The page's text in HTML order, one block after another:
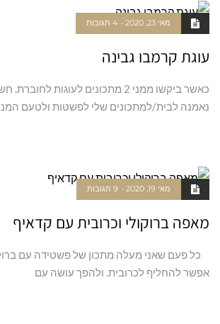
מאי 23, 2020 4 תגובות
עוגת קרמבו גבינה
כאשר ביקשו ממני 2 מתכונים לעוגות
נאמנה לבית/למתכונים שלי לפשטות ולטעם
מאי 19, 2020 9 תגובות
מאפה ברוקולי וכרובית עם קדאיף
כל פעם שאני מעלה מתכון של פשטידה עם
אפשר להחליף לכרובית. ולהפך עושה עם